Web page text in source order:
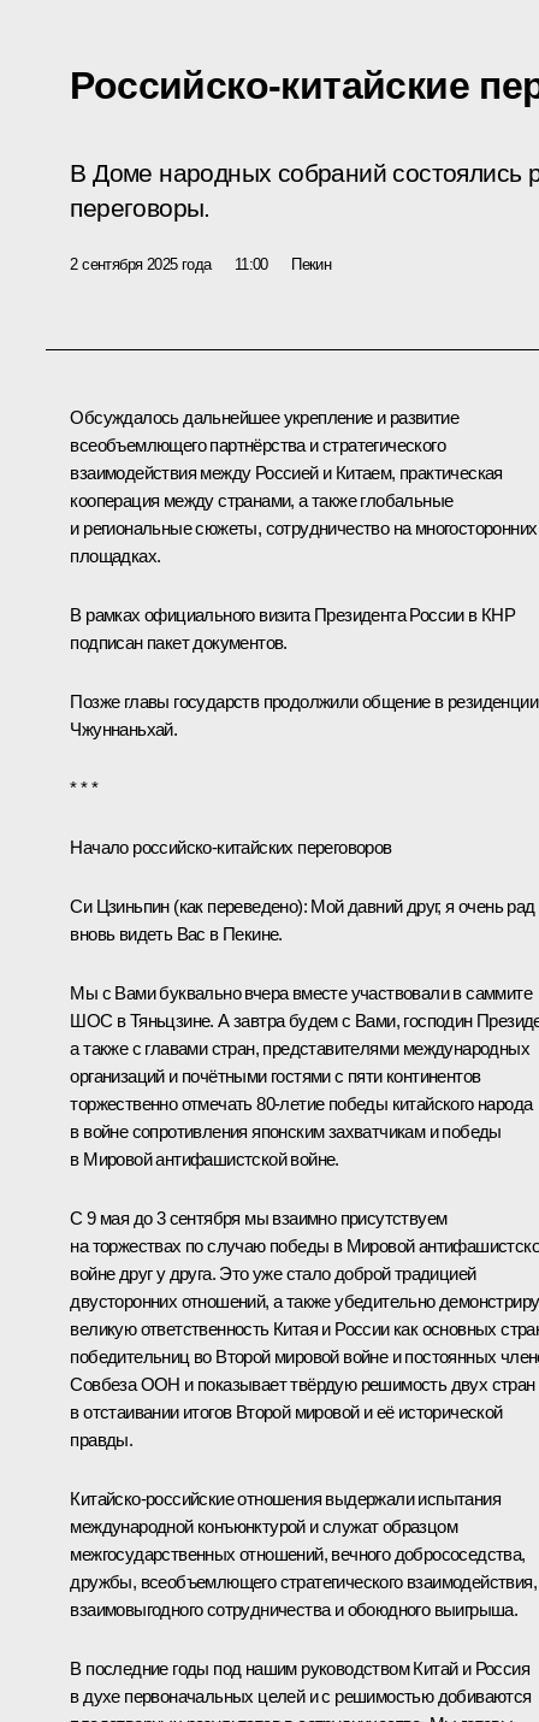
Российско-китайские
В Доме народных собраний состоялись
переговоры.
2 сентября 2025 года 11:00 Пекин
Обсуждалось дальнейшее укрепление и развитие
всеобъемлющего партнёрства и стратегического
взаимодействия между Россией и Китаем, практическая
кооперация между странами, а также глобальные
и региональные сюжеты, сотрудничество на многосторонних
площадках.
В рамках официального визита Президента России в КНР
подписан пакет документов.
Позже главы государств продолжили общение в резиденции
Чжуннаньхай.
* * *
Начало российско-китайских переговоров
Си Цзиньпин (как переведено): Мой давний друг, я очень рад
вновь видеть Вас в Пекине.
Мы с Вами буквально вчера вместе участвовали в саммите
ШОС в Тяньцзине. А завтра будем с Вами, господин
а также с главами стран, представителями международных
организаций и почётными гостями с пяти континентов
торжественно отмечать 80-летие победы китайского народа
в войне сопротивления японским захватчикам и победы
в Мировой антифашистской войне.
С 9 мая до 3 сентября мы взаимно присутствуем
на торжествах по случаю победы в Мировой
войне друг у друга. Это уже стало доброй традицией
двусторонних отношений, а также убедительно
великую ответственность Китая и России как основных
победительниц во Второй мировой войне и постоянных
Совбеза ООН и показывает твёрдую решимость двух стран
в отстаивании итогов Второй мировой и её исторической
правды.
Китайско-российские отношения выдержали испытания
международной конъюнктурой и служат образцом
межгосударственных отношений, вечного добрососедства,
дружбы, всеобъемлющего стратегического взаимодействия,
взаимовыгодного сотрудничества и обоюдного выигрыша.
В последние годы под нашим руководством Китай и Россия
в духе первоначальных целей и с решимостью добиваются